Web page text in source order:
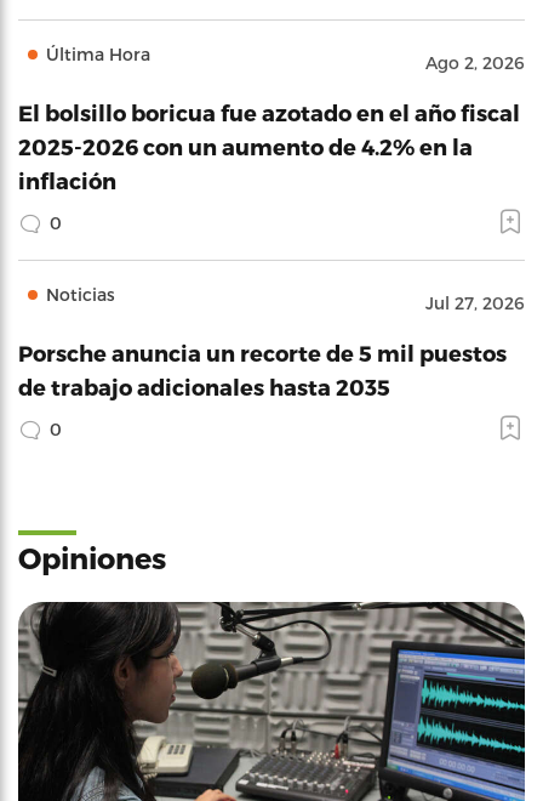
Última Hora Ago 2, 2026
El bolsillo boricua fue azotado en el año fiscal
2025-2026 con un aumento de 4.2% en la
inflación
0
Noticias Jul 27, 2026
Porsche anuncia un recorte de 5 mil puestos
de trabajo adicionales hasta 2035
0
Opiniones